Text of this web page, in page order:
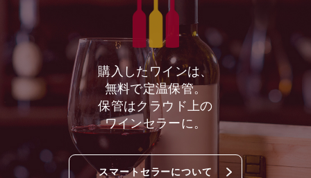
購入したワインは、
無料で定温保管。
保管はクラウド上の
ワインセラーに。
スマートセラーについて